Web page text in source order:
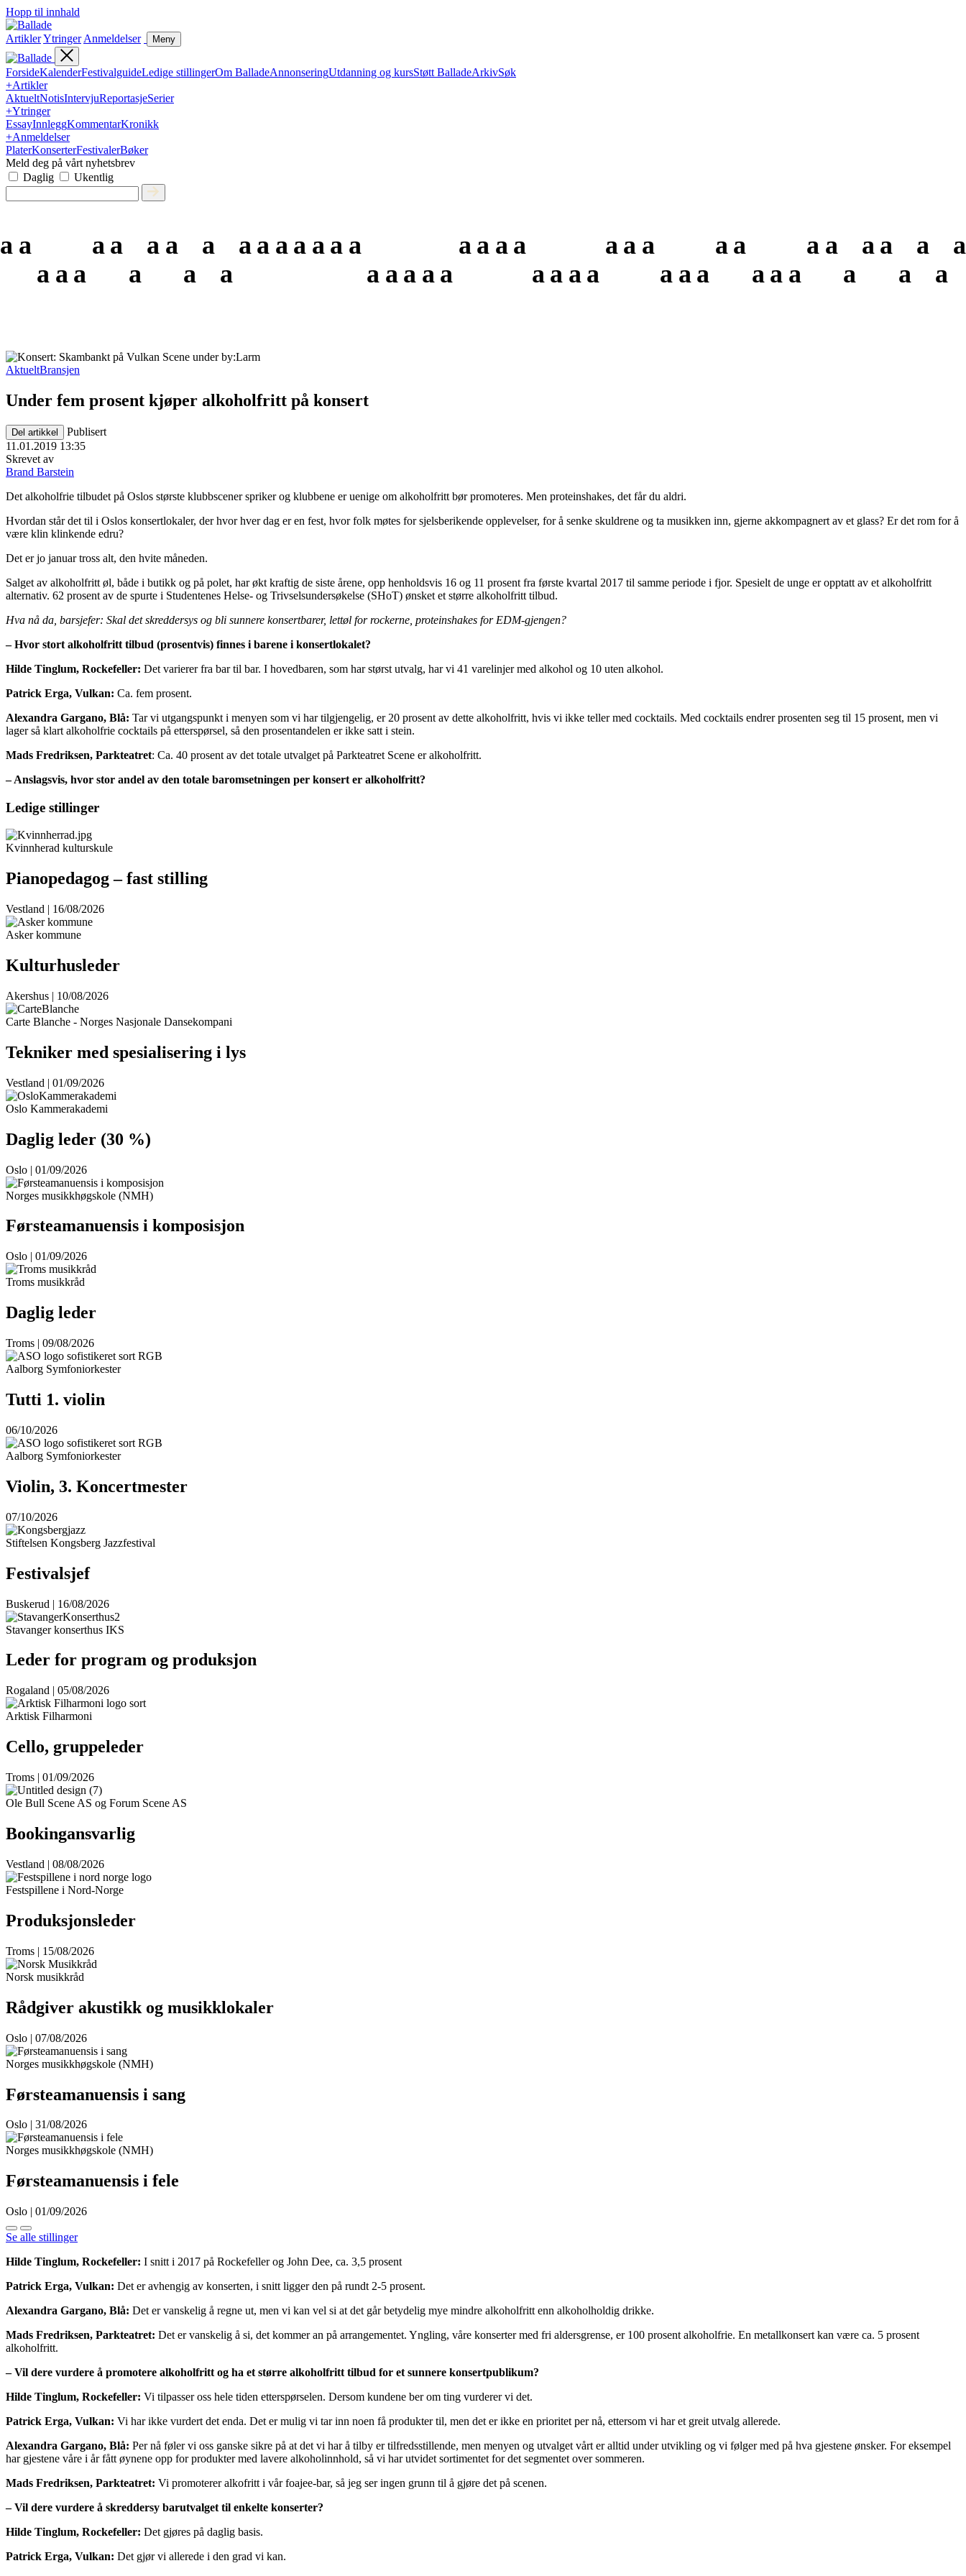
Hopp til innhald
ArtiklerYtringer Anmeldelser Meny
ForsideKalenderFestivalguideLedige stillingerOm BalladeAnnonseringUtdanning og kursStøtt BalladeArkivSøk
+Artikler
AktueltNotisIntervjuReportasjeSerier
+Ytringer
EssayInnleggKommentarKronikk
+Anmeldelser
PlaterKonserterFestivalerBøker
Meld deg på vårt nyhetsbrev
Daglig
Ukentlig
a
a
a
a
a
a
a
a
a
a
a
a
a
a
AktueltBransjen
Under fem prosent kjøper alkoholfritt på konsert
Del artikkel
Publisert
11.01.2019 13:35
Skrevet av
Brand Barstein
Det alkoholfrie tilbudet på Oslos største klubbscener spriker og klubbene er uenige om alkoholfritt bør promoteres. Men proteinshakes, det får du aldri.
Hvordan står det til i Oslos konsertlokaler, der hvor hver dag er en fest, hvor folk møtes for sjelsberikende opplevelser, for å senke skuldrene og ta musikken inn, gjerne akkompagnert av et glass? Er det rom for å
være klin klinkende edru?
Det er jo januar tross alt, den hvite måneden.
Salget av alkoholfritt øl, både i butikk og på polet, har økt kraftig de siste årene, opp henholdsvis 16 og 11 prosent fra første kvartal 2017 til samme periode i fjor. Spesielt de unge er opptatt av et alkoholfritt
alternativ. 62 prosent av de spurte i Studentenes Helse- og Trivselsundersøkelse (SHoT) ønsket et større alkoholfritt tilbud.
Hva nå da, barsjefer: Skal det skreddersys og bli sunnere konsertbarer, lettøl for rockerne, proteinshakes for EDM-gjengen?
– Hvor stort alkoholfritt tilbud (prosentvis) finnes i barene i konsertlokalet?
Hilde Tinglum, Rockefeller: Det varierer fra bar til bar. I hovedbaren, som har størst utvalg, har vi 41 varelinjer med alkohol og 10 uten alkohol.
Patrick Erga, Vulkan: Ca. fem prosent.
Alexandra Gargano, Blå: Tar vi utgangspunkt i menyen som vi har tilgjengelig, er 20 prosent av dette alkoholfritt, hvis vi ikke teller med cocktails. Med cocktails endrer prosenten seg til 15 prosent, men vi
lager så klart alkoholfrie cocktails på etterspørsel, så den prosentandelen er ikke satt i stein.
Mads Fredriksen, Parkteatret: Ca. 40 prosent av det totale utvalget på Parkteatret Scene er alkoholfritt.
– Anslagsvis, hvor stor andel av den totale baromsetningen per konsert er alkoholfritt?
Ledige stillinger
Kvinnherad kulturskule
Pianopedagog – fast stilling
Vestland | 16/08/2026
Asker kommune
Kulturhusleder
Akershus | 10/08/2026
Carte Blanche - Norges Nasjonale Dansekompani
Tekniker med spesialisering i lys
Vestland | 01/09/2026
Oslo Kammerakademi
Daglig leder (30 %)
Oslo | 01/09/2026
Norges musikkhøgskole (NMH)
Førsteamanuensis i komposisjon
Oslo | 01/09/2026
Troms musikkråd
Daglig leder
Troms | 09/08/2026
Aalborg Symfoniorkester
Tutti 1. violin
06/10/2026
Aalborg Symfoniorkester
Violin, 3. Koncertmester
07/10/2026
Stiftelsen Kongsberg Jazzfestival
Festivalsjef
Buskerud | 16/08/2026
Stavanger konserthus IKS
Leder for program og produksjon
Rogaland | 05/08/2026
Arktisk Filharmoni
Cello, gruppeleder
Troms | 01/09/2026
Ole Bull Scene AS og Forum Scene AS
Bookingansvarlig
Vestland | 08/08/2026
Festspillene i Nord-Norge
Produksjonsleder
Troms | 15/08/2026
Norsk musikkråd
Rådgiver akustikk og musikklokaler
Oslo | 07/08/2026
Norges musikkhøgskole (NMH)
Førsteamanuensis i sang
Oslo | 31/08/2026
Norges musikkhøgskole (NMH)
Førsteamanuensis i fele
Oslo | 01/09/2026
Se alle stillinger
Hilde Tinglum, Rockefeller: I snitt i 2017 på Rockefeller og John Dee, ca. 3,5 prosent
Patrick Erga, Vulkan: Det er avhengig av konserten, i snitt ligger den på rundt 2-5 prosent.
Alexandra Gargano, Blå: Det er vanskelig å regne ut, men vi kan vel si at det går betydelig mye mindre alkoholfritt enn alkoholholdig drikke.
Mads Fredriksen, Parkteatret: Det er vanskelig å si, det kommer an på arrangementet. Yngling, våre konserter med fri aldersgrense, er 100 prosent alkoholfrie. En metallkonsert kan være ca. 5 prosent
alkoholfritt.
– Vil dere vurdere å promotere alkoholfritt og ha et større alkoholfritt tilbud for et sunnere konsertpublikum?
Hilde Tinglum, Rockefeller: Vi tilpasser oss hele tiden etterspørselen. Dersom kundene ber om ting vurderer vi det.
Patrick Erga, Vulkan: Vi har ikke vurdert det enda. Det er mulig vi tar inn noen få produkter til, men det er ikke en prioritet per nå, ettersom vi har et greit utvalg allerede.
Alexandra Gargano, Blå: Per nå føler vi oss ganske sikre på at det vi har å tilby er tilfredsstillende, men menyen og utvalget vårt er alltid under utvikling og vi følger med på hva gjestene ønsker. For eksempel
har gjestene våre i år fått øynene opp for produkter med lavere alkoholinnhold, så vi har utvidet sortimentet for det segmentet over sommeren.
Mads Fredriksen, Parkteatret: Vi promoterer alkofritt i vår foajee-bar, så jeg ser ingen grunn til å gjøre det på scenen.
– Vil dere vurdere å skreddersy barutvalget til enkelte konserter?
Hilde Tinglum, Rockefeller: Det gjøres på daglig basis.
Patrick Erga, Vulkan: Det gjør vi allerede i den grad vi kan.